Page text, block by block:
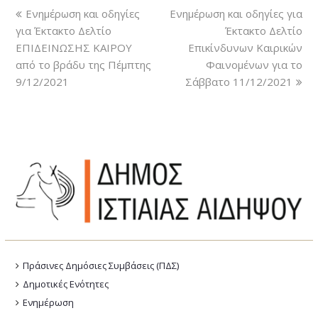
Ενημέρωση και οδηγίες
για Έκτακτο Δελτίο
ΕΠΙΔΕΙΝΩΣΗΣ ΚΑΙΡΟΥ
από το βράδυ της Πέμπτης
9/12/2021
Ενημέρωση και οδηγίες για
Έκτακτο Δελτίο
Επικίνδυνων Καιρικών
Φαινομένων για το
Σάββατο 11/12/2021
Πράσινες Δημόσιες Συμβάσεις (ΠΔΣ)
Δημοτικές Ενότητες
Ενημέρωση